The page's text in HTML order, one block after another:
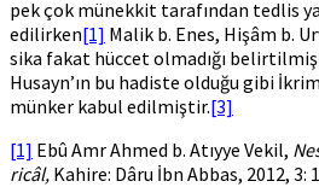
pek çok münekkit tarafından tedlis
edilirken[1] Malik b. Enes, Hişâm b.
sika fakat hüccet olmadığı
Husayn’ın bu hadiste olduğu gibi
münker kabul edilmiştir.[3]
[1] Ebû Amr Ahmed b. Atıyye Vekil,
ricâl, Kahire: Dâru İbn Abbas, 2012, 3: